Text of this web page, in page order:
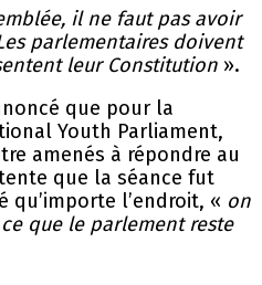
il ne faut pas avoir
parlementaires doivent
leur Constitution ».
que pour la
Youth Parliament,
amenés à répondre au
que la séance fut
qu’importe l’endroit, « on
que le parlement reste